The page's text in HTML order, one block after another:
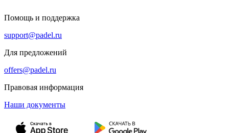
Помощь и поддержка
support@padel.ru
Для предложений
offers@padel.ru
Правовая информация
Наши документы